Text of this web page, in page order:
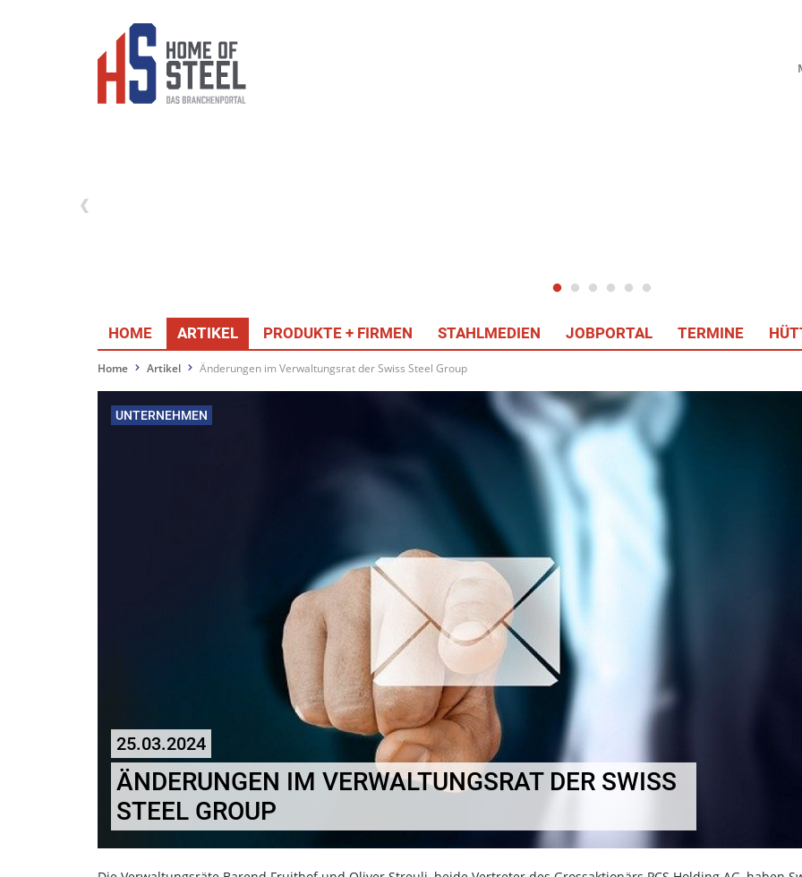
HOME ARTIKEL PRODUKTE + FIRMEN STAHLMEDIEN JOBPORTAL TERMINE
Home Artikel Änderungen im Verwaltungsrat der Swiss Steel Group
UNTERNEHMEN
25.03.2024
ÄNDERUNGEN IM VERWALTUNGSRAT DER SWISS
STEEL GROUP